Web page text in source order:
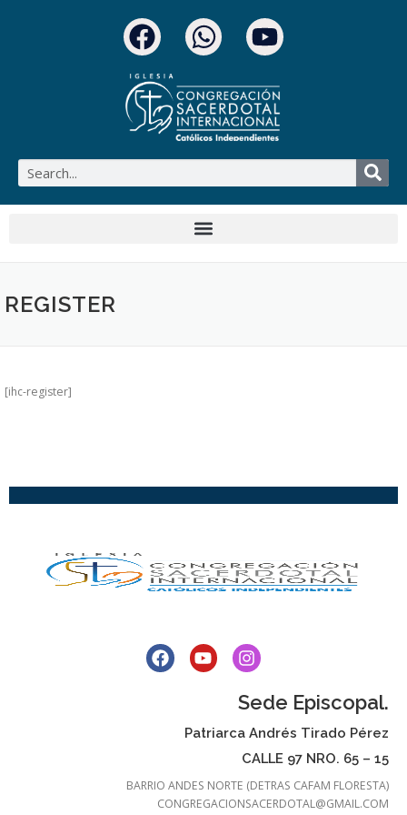
REGISTER
[ihc-register]
Sede Episcopal.
Patriarca Andrés Tirado Pérez
CALLE 97 NRO. 65 – 15
BARRIO ANDES NORTE (DETRAS CAFAM FLORESTA)
CONGREGACIONSACERDOTAL@GMAIL.COM